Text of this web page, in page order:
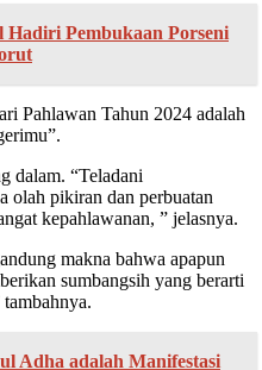
Hadiri Pembukaan Porseni
Pahlawan Tahun 2024 adalah
dalam. “Teladani
olah pikiran dan perbuatan
kepahlawanan, ” jelasnya.
makna bahwa apapun
sumbangsih yang berarti
Adha adalah Manifestasi